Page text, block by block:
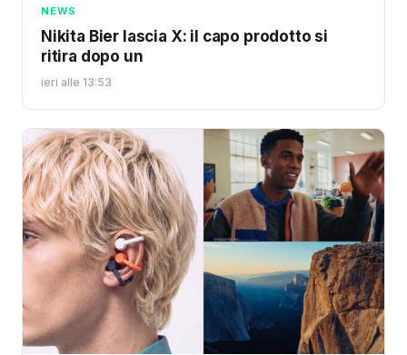
NEWS
Nikita Bier lascia X: il capo prodotto si
ritira dopo un
ieri alle 13:53